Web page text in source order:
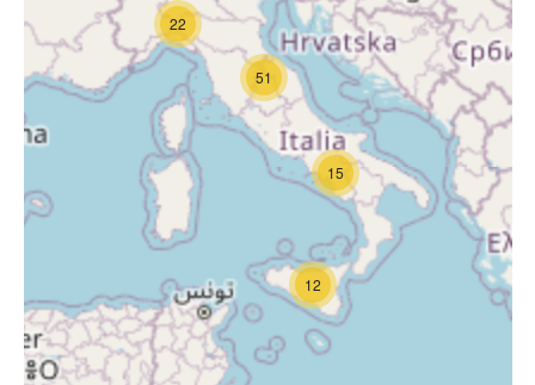
15
12
22
51